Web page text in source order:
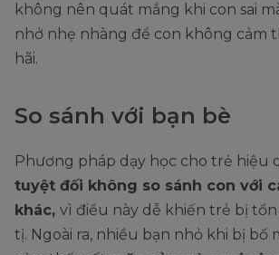
không nên quát mắng khi con sai
nhở nhẹ nhàng để con không cảm
hãi.
So sánh với bạn bè
Phương pháp dạy học cho trẻ hiệu
tuyệt đối không so sánh con với
khác, vì điều này dễ khiến trẻ bị
tị. Ngoài ra, nhiều bạn nhỏ khi bị bố